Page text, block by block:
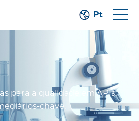
Pt
para a qualidade em APIs,
chave.